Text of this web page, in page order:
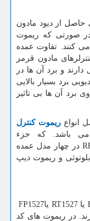
حاصل از دیود مادون
صورتی که ریموت
می کنند. تفاوت عمده
مادون قرمز
و برد آن ها در
برد بسیار بالایی
برد آن ها بی تاثیر
انواعریموت کنترل
باشد. که جزء
در چهار مدل عمده
و ریموت دیپ
یا RT1527 یاFP1527
در ریموت های کد